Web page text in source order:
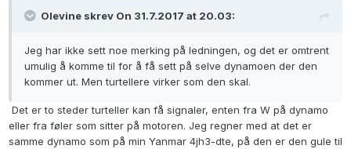
Olevine skrev On 31.7.2017 at 20.03:
Jeg har ikke sett noe merking på ledningen, og det er omtrent
umulig å komme til for å få sett på selve dynamoen der den
kommer ut. Men turtellere virker som den skal.
Det er to steder turteller kan få signaler, enten fra W på dynamo
eller fra føler som sitter på motoren. Jeg regner med at det er
samme dynamo som på min Yanmar 4jh3-dte, på den er den gule til